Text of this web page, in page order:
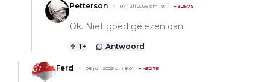
Petterson 07 juli 2026 om 19:11 + 32579
Ok. Niet goed gelezen dan.
1+ Antwoord
Ferd 08 juli 2026 om 8:01 + 45275